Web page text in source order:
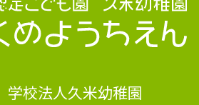
校法人久米幼稚園